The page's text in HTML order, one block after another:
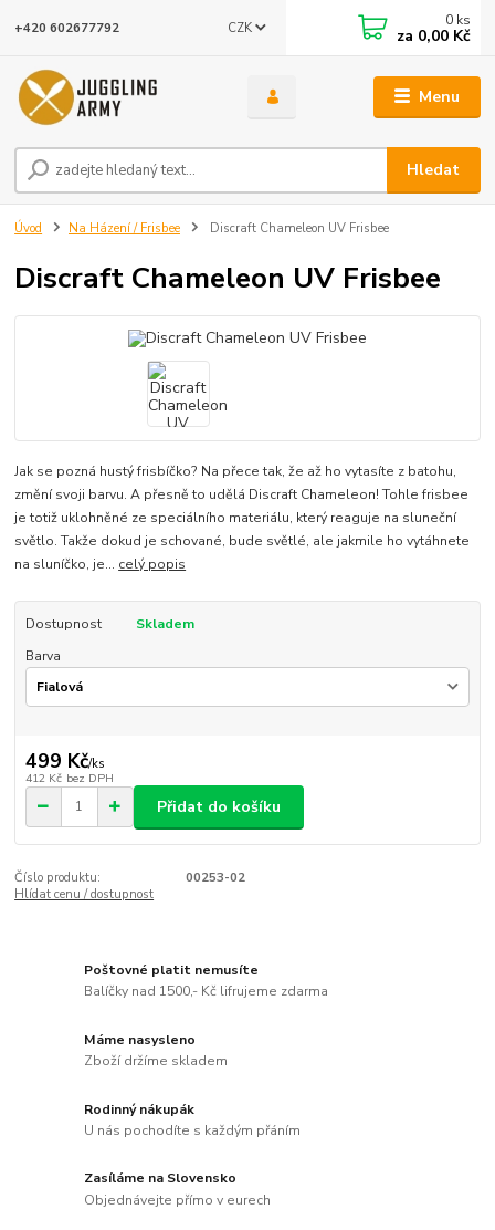
Menu
CZK
Hledat
+420 602677792 0 ks
za 0,00 Kč
Úvod Na Házení / Frisbee Discraft Chameleon UV Frisbee
Discraft Chameleon UV Frisbee
Jak se pozná hustý frisbíčko? Na přece tak, že až ho vytasíte z batohu,
změní svoji barvu. A přesně to udělá Discraft Chameleon! Tohle frisbee
je totiž uklohněné ze speciálního materiálu, který reaguje na sluneční
světlo. Takže dokud je schované, bude světlé, ale jakmile ho vytáhnete
na sluníčko, je... celý popis
Dostupnost
Skladem
Barva
499 Kč/ks
412 Kč bez DPH
Přidat do košíku
Číslo produktu:
00253-02
Hlídat cenu / dostupnost
Poštovné platit nemusíte
Balíčky nad 1500,- Kč lifrujeme zdarma
Máme nasysleno
Zboží držíme skladem
Rodinný nákupák
U nás pochodíte s každým přáním
Zasíláme na Slovensko
Objednávejte přímo v eurech